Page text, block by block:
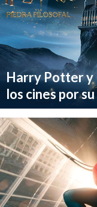
Harry Potter y
los cines por